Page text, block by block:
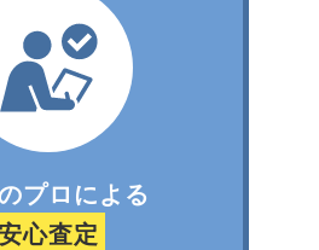
プロによる
心査定